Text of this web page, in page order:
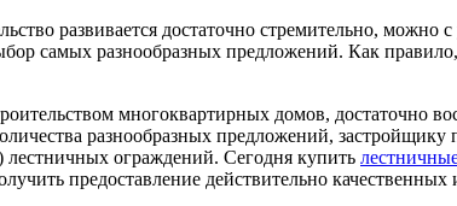
развивается достаточно стремительно,
самых разнообразных предложений. Как
многоквартирных домов,
разнообразных предложений,
лестничных ограждений. Сегодня купить
предоставление действительно качественных